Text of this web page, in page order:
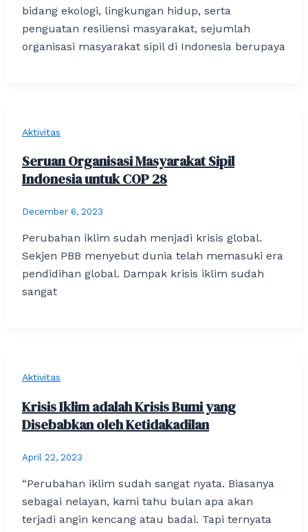
bidang ekologi, lingkungan hidup, serta
penguatan resiliensi masyarakat, sejumlah
organisasi masyarakat sipil di Indonesia berupaya
Aktivitas
Seruan Organisasi Masyarakat Sipil
Indonesia untuk COP 28
December 6, 2023
Perubahan iklim sudah menjadi krisis global.
Sekjen PBB menyebut dunia telah memasuki era
pendidihan global. Dampak krisis iklim sudah
sangat
Aktivitas
Krisis Iklim adalah Krisis Bumi yang
Disebabkan oleh Ketidakadilan
April 22, 2023
“Perubahan iklim sudah sangat nyata. Biasanya
sebagai nelayan, kami tahu bulan apa akan
terjadi angin kencang atau badai. Tapi ternyata